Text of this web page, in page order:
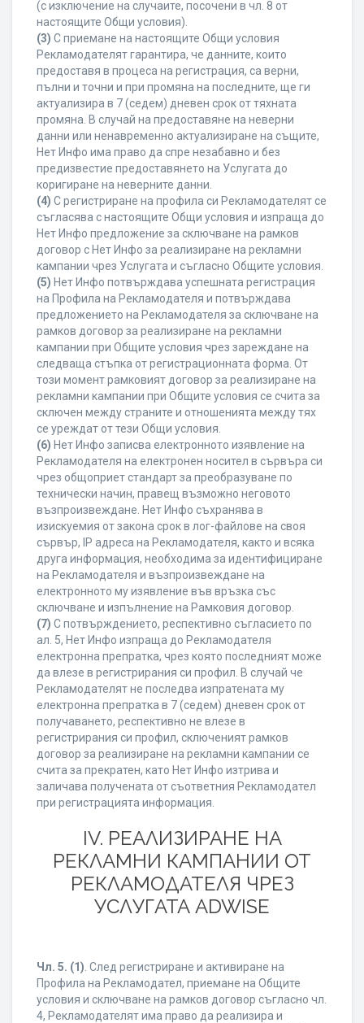
(с изключение на случаите, посочени в чл. 8 от
настоящите Общи условия).
(3) С приемане на настоящите Общи условия
Рекламодателят гарантира, че данните, които
предоставя в процеса на регистрация, са верни,
пълни и точни и при промяна на последните, ще ги
актуализира в 7 (седем) дневен срок от тяхната
промяна. В случай на предоставяне на неверни
данни или ненавременно актуализиране на същите,
Нет Инфо има право да спре незабавно и без
предизвестие предоставянето на Услугата до
коригиране на неверните данни.
(4) С регистриране на профила си Рекламодателят се
съгласява с настоящите Общи условия и изпраща до
Нет Инфо предложение за сключване на рамков
договор с Нет Инфо за реализиране на рекламни
кампании чрез Услугата и съгласно Общите условия.
(5) Нет Инфо потвърждава успешната регистрация
на Профила на Рекламодателя и потвърждава
предложението на Рекламодателя за сключване на
рамков договор за реализиране на рекламни
кампании при Общите условия чрез зареждане на
следваща стъпка от регистрационната форма. От
този момент рамковият договор за реализиране на
рекламни кампании при Общите условия се счита за
сключен между страните и отношенията между тях
се уреждат от тези Общи условия.
(6) Нет Инфо записва електронното изявление на
Рекламодателя на електронен носител в сървъра си
чрез общоприет стандарт за преобразуване по
технически начин, правещ възможно неговото
възпроизвеждане. Нет Инфо съхранява в
изискуемия от закона срок в лог-файлове на своя
сървър, IP адреса на Рекламодателя, както и всяка
друга информация, необходима за идентифициране
на Рекламодателя и възпроизвеждане на
електронното му изявление във връзка със
сключване и изпълнение на Рамковия договор.
(7) С потвърждението, респективно съгласието по
ал. 5, Нет Инфо изпраща до Рекламодателя
електронна препратка, чрез която последният може
да влезе в регистрирания си профил. В случай че
Рекламодателят не последва изпратената му
електронна препратка в 7 (седем) дневен срок от
получаването, респективно не влезе в
регистрирания си профил, сключеният рамков
договор за реализиране на рекламни кампании се
счита за прекратен, като Нет Инфо изтрива и
заличава получената от съответния Рекламодател
при регистрацията информация.
IV. РЕАЛИЗИРАНЕ НА
РЕКЛАМНИ КАМПАНИИ ОТ
РЕКЛАМОДАТЕЛЯ ЧРЕЗ
УСЛУГАТА ADWISE
Чл. 5. (1) . След регистриране и активиране на
Профила на Рекламодател, приемане на Общите
условия и сключване на рамков договор съгласно чл.
4, Рекламодателят има право да реализира и